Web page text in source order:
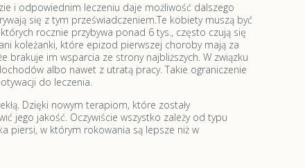
i odpowiednim leczeniu daje możliwość dalszego
się z tym przeświadczeniem.Te kobiety muszą być
rocznie przybywa ponad 6 tys., często czują się
koleżanki, które epizod pierwszej choroby mają za
brakuje im wsparcia ze strony najbliższych. W związku
albo nawet z utratą pracy. Takie ograniczenie
do leczenia.
Dzięki nowym terapiom, które zostały
jego jakość. Oczywiście wszystko zależy od typu
piersi, w którym rokowania są lepsze niż w